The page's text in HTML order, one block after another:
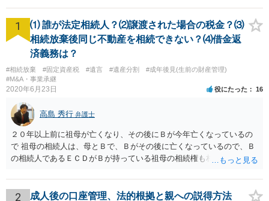
1
⑴ 誰が法定相続人？⑵譲渡された場合の税金？⑶
相続放棄後同じ不動産を相続できない？⑷借金返
済義務は？
#相続放棄 #固定資産税 #遺言 #遺産分割
#成年後見(生前の財産管理)
#M&A・事業承継
2020年6月23日 役にたった 16
高島 秀行 弁護士
２０年以上前に祖母が亡くなり、その後にＢが今年亡くなっているの
で 祖母の相続人は、母とＢで、Ｂがその後に亡くなっているので、Ｂ
の相続人であるＥＣＤがＢが持っている祖母の相続権も相続すること
Ｅも行う必要があります。 Ｂの配偶者であるＥは常にＢの相続人とな
ります。
2 成人後の口座管理、法的根拠と親への説得方法